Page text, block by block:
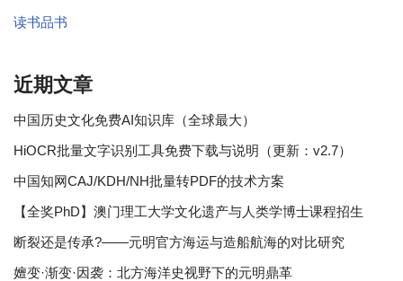
读书品书
近期文章
中国历史文化免费AI知识库（全球最大）
HiOCR批量文字识别工具免费下载与说明（更新：v2.7）
中国知网CAJ/KDH/NH批量转PDF的技术方案
【全奖PhD】澳门理工大学文化遗产与人类学博士课程招生
断裂还是传承?——元明官方海运与造船航海的对比研究
嬗变·渐变·因袭：北方海洋史视野下的元明鼎革